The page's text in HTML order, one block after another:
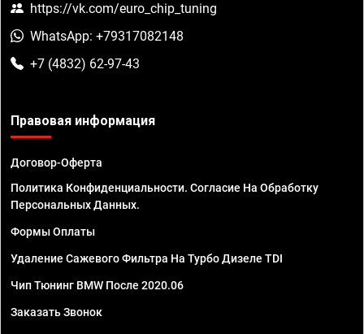
https://vk.com/euro_chip_tuning
WhatsApp: +79317082148
+7 (4832) 62-97-43
Правовая информация
Договор-Оферта
Политика Конфиденциальности. Согласие На Обработку
Персональных Данных.
Формы Оплаты
Удаление Сажевого Фильтра На Турбо Дизеле TDI
Чип Тюнинг BMW После 2020.06
Заказать Звонок